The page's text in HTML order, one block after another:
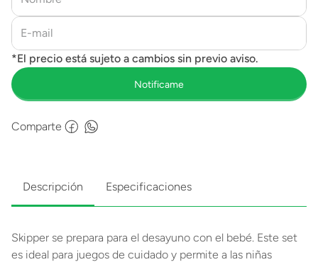
Comparte
Descripción Especificaciones
Skipper se prepara para el desayuno con el bebé. Este set
es ideal para juegos de cuidado y permite a las niñas